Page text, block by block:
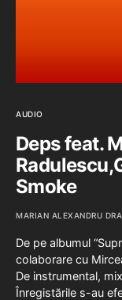
AUDIO
Deps feat.
Smoke
MARIAN ALEXANDRU
De pe albumul
colaborare cu
De instrumental,
Înregistările s-au